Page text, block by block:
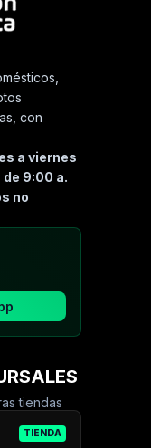
con
a viernes
de 9:00 a.
no
tiendas
TIENDA